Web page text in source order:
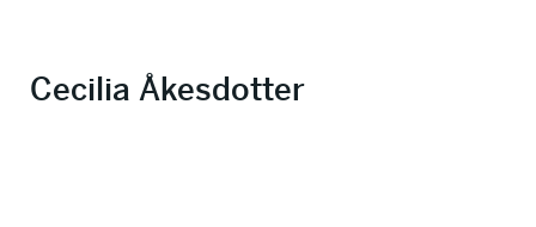
Cecilia Åkesdotter